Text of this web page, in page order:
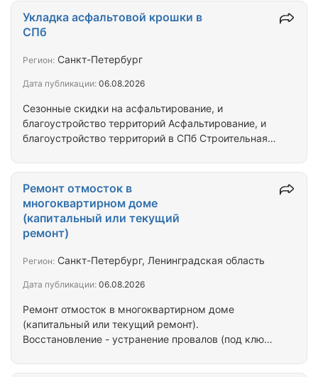
ремонт асфальта, укладка тротуарной плитки,
озеленение территорий и многое другое.
техника. Профессиональная бригада. Большинство
безупречной работы на рынке дорожно-
Сезонные скидки на асфальтирование, и
благоустройство территорий Асфальтирование, и
благоустройство территорий в СПб Строительная
следующих работ: новое строительство,
асфальтобетонных покрытий автомобильных
дорог, и дворовых территорий. Благоустройство
территорий: устройство проездов, пешеходных
дорожек, и площадок из асфальтобетонных
Укладка асфальтовой крошки в
СПб
Регион: Санкт-Петербург
Дата публикации: 06.08.2026
Ремонт отмосток в многоквартирном доме
(капитальный или текущий ремонт).
Восстановление - устранение провалов (под ключ).
Ремонт отмосток в
многоквартирном доме
(капитальный или текущий
ремонт)
Регион: Санкт-Петербург, Ленинградская область
Дата публикации: 06.08.2026